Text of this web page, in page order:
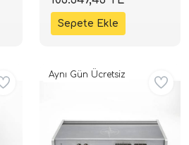
72W RMS | 100dB |
SPLHIFI
Aynı Gün Ücretsiz